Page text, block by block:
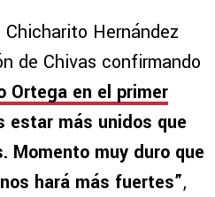
Hernández
de Chivas confirmando
Ortega en el primer
estar más unidos que
Momento muy duro que
hará más fuertes”,